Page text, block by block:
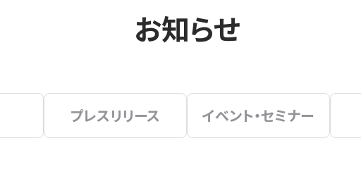
お知らせ
プレスリリース イベント・セミナー